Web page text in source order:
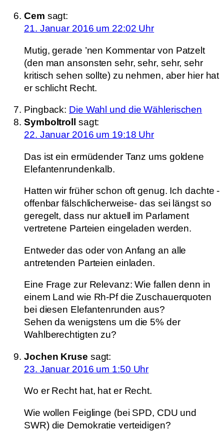
Cem sagt:
21. Januar 2016 um 22:02 Uhr
Mutig, gerade ’nen Kommentar von Patzelt
(den man ansonsten sehr, sehr, sehr, sehr
kritisch sehen sollte) zu nehmen, aber hier hat
er schlicht Recht.
Pingback: Die Wahl und die Wählerischen
Symboltroll
sagt:
22. Januar 2016 um 19:18 Uhr
Das ist ein ermüdender Tanz ums goldene
Elefantenrundenkalb.
Hatten wir früher schon oft genug. Ich dachte -
offenbar fälschlicherweise- das sei längst so
geregelt, dass nur aktuell im Parlament
vertretene Parteien eingeladen werden.
Entweder das oder von Anfang an alle
antretenden Parteien einladen.
Eine Frage zur Relevanz: Wie fallen denn in
einem Land wie Rh-Pf die Zuschauerquoten
bei diesen Elefantenrunden aus?
Sehen da wenigstens um die 5% der
Wahlberechtigten zu?
Jochen Kruse sagt:
23. Januar 2016 um 1:50 Uhr
Wo er Recht hat, hat er Recht.
Wie wollen Feiglinge (bei SPD, CDU und
SWR) die Demokratie verteidigen?